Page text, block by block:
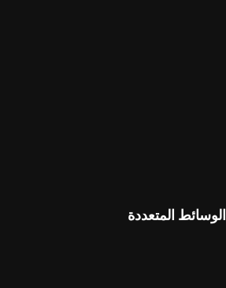
الوسائط المتعددة